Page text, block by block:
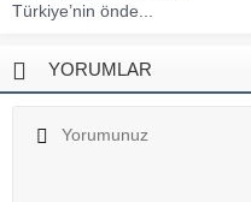
Türkiye’nin önde...
YORUMLAR